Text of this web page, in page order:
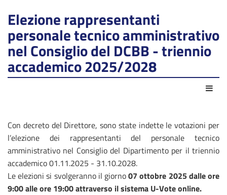
Elezione rappresentanti
personale tecnico amministrativo
nel Consiglio del DCBB - triennio
accademico 2025/2028
Con decreto del Direttore, sono state indette le votazioni per
l’elezione dei rappresentanti del personale tecnico
amministrativo nel Consiglio del Dipartimento per il triennio
accademico 01.11.2025 - 31.10.2028.
Le elezioni si svolgeranno il giorno07 ottobre 2025 dalle ore
9:00 alle ore 19:00 attraverso il sistema U-Vote online.